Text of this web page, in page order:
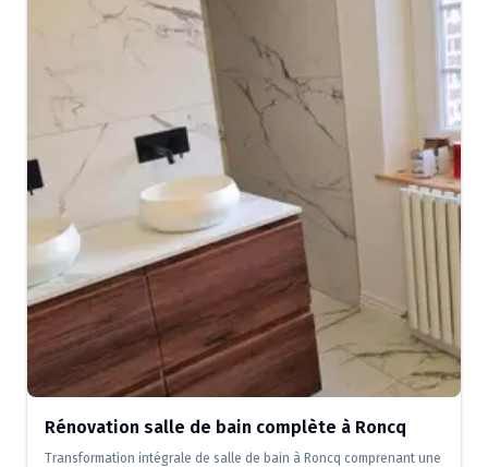
Rénovation salle de bain complète à Roncq
Transformation intégrale de salle de bain à Roncq comprenant une